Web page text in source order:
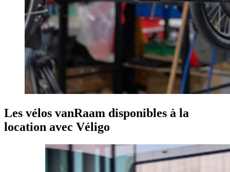
Les vélos vanRaam disponibles à la
location avec Véligo